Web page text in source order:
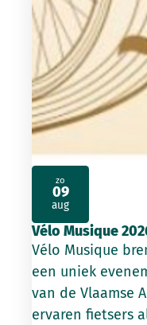
Vélo Musique
Vélo Musique
een uniek
van de Vlaamse
ervaren fietsers
zo
09
aug
2026